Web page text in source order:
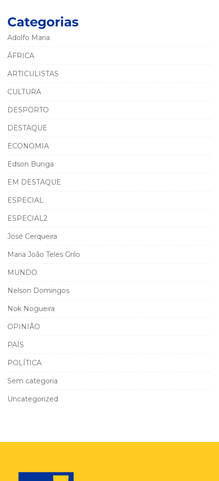
Categorias
Adolfo Maria
ÁFRICA
ARTICULISTAS
CULTURA
DESPORTO
DESTAQUE
ECONOMIA
Edson Bunga
EM DESTAQUE
ESPECIAL
ESPECIAL2
José Cerqueira
Maria João Teles Grilo
MUNDO
Nelson Domingos
Nok Nogueira
OPINIÃO
PAÍS
POLÍTICA
Sem categoria
Uncategorized